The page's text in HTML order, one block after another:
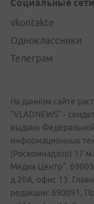
Социальные сети
vkontakte
Одноклассники
Телеграм
На данном сайте
"VLADNEWS" -
выдано
информационных
(Роскомнадзор) 17
Медиа Центр".
д.20А, офис 13.
редакции: 690091,